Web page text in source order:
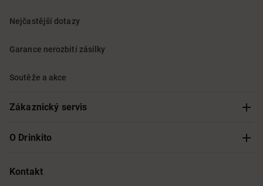
Nejčastější dotazy
Garance nerozbití zásilky
Soutěže a akce
Zákaznický servis
Sledování objednávky
O Drinkito
O nás
Kontakt